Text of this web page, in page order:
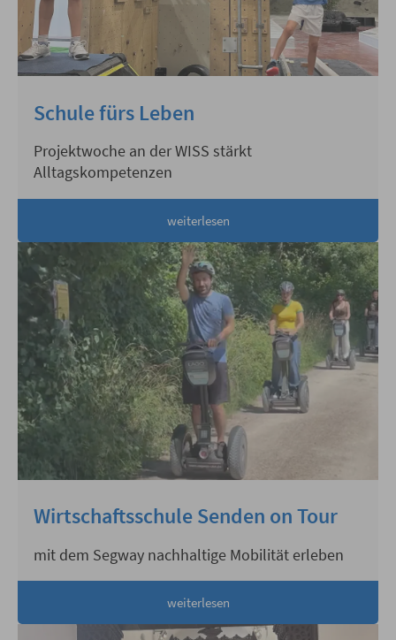
Schule fürs Leben
Projektwoche an der WISS stärkt
Alltagskompetenzen
weiterlesen
Wirtschaftsschule Senden on Tour
mit dem Segway nachhaltige Mobilität erleben
weiterlesen